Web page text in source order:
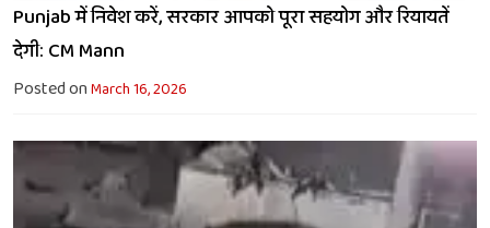
Punjab में निवेश करें, सरकार आपको पूरा सहयोग और रियायतें
देगी: CM Mann
Posted onMarch 16, 2026